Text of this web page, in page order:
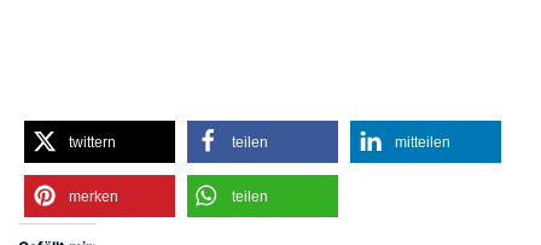
twittern teilen mitteilen
merken teilen